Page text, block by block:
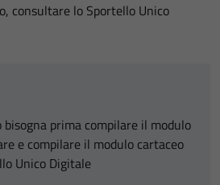
consultare lo Sportello Unico
prima compilare il modulo
e compilare il modulo cartaceo
Unico Digitale